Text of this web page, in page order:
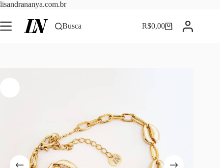
lisandrananya.com.brPular
o
conteúdo
Busca Carrinho
R$0,00